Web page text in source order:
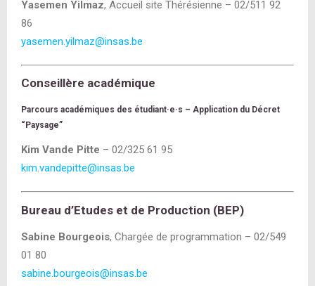
Yasemen Yilmaz, Accueil site Thérésienne – 02/511 92
86
yasemen.yilmaz@insas.be
Conseillère académique
Parcours académiques des étudiant·e·s – Application du Décret
“Paysage”
Kim Vande Pitte – 02/325 61 95
kim.vandepitte@insas.be
Bureau d’Etudes et de Production (BEP)
Sabine Bourgeois, Chargée de programmation – 02/549
01 80
sabine.bourgeois@insas.be